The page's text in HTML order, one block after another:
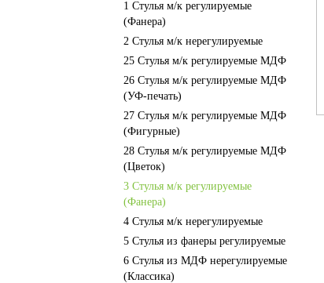
1 Стулья м/к регулируемые
(Фанера)
2 Стулья м/к нерегулируемые
25 Стулья м/к регулируемые МДФ
26 Стулья м/к регулируемые МДФ
(УФ-печать)
27 Стулья м/к регулируемые МДФ
(Фигурные)
28 Стулья м/к регулируемые МДФ
(Цветок)
3 Стулья м/к регулируемые
(Фанера)
4 Стулья м/к нерегулируемые
5 Стулья из фанеры регулируемые
6 Стулья из МДФ нерегулируемые
(Классика)